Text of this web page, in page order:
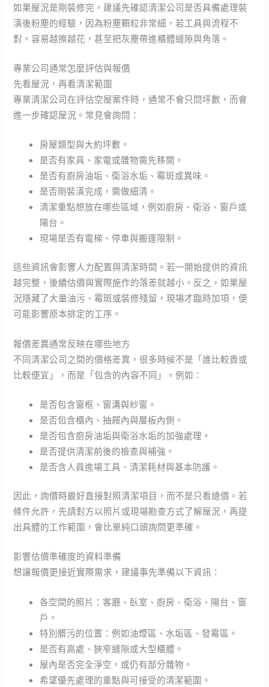
如果屋況是剛裝修完，建議先確認清潔公司是否具備處理裝
潢後粉塵的經驗，因為粉塵顆粒非常細，若工具與流程不
對，容易越擦越花，甚至把灰塵帶進櫃體縫隙與角落。
專業公司通常怎麼評估與報價
先看屋況，再看清潔範圍
專業清潔公司在評估空屋案件時，通常不會只問坪數，而會
進一步確認屋況。常見會詢問：
房屋類型與大約坪數。
是否有家具、家電或雜物需先移開。
是否有廚房油垢、衛浴水垢、霉斑或異味。
是否剛裝潢完成，需做細清。
清潔重點想放在哪些區域，例如廚房、衛浴、窗戶或
陽台。
現場是否有電梯、停車與搬運限制。
這些資訊會影響人力配置與清潔時間。若一開始提供的資訊
越完整，後續估價與實際施作的落差就越小。反之，如果屋
況隱藏了大量油污、霉斑或裝修殘留，現場才臨時加項，便
可能影響原本排定的工序。
報價差異通常反映在哪些地方
不同清潔公司之間的價格差異，很多時候不是「誰比較貴或
比較便宜」，而是「包含的內容不同」。例如：
是否包含窗框、窗溝與紗窗。
是否包含櫃內、抽屜內與層板內側。
是否包含廚房油垢與衛浴水垢的加強處理。
是否提供清潔前後的檢查與補強。
是否含人員進場工具、清潔耗材與基本防護。
因此，詢價時最好直接對照清潔項目，而不是只看總價。若
條件允許，先請對方以照片或現場勘查方式了解屋況，再提
出具體的工作範圍，會比單純口頭詢問更準確。
影響估價準確度的資料準備
想讓報價更接近實際需求，建議事先準備以下資訊：
各空間的照片：客廳、臥室、廚房、衛浴、陽台、窗
戶。
特別髒污的位置：例如油煙區、水垢區、發霉區。
是否有高處、狹窄縫隙或大型櫃體。
屋內是否完全淨空，或仍有部分雜物。
希望優先處理的重點與可接受的清潔範圍。